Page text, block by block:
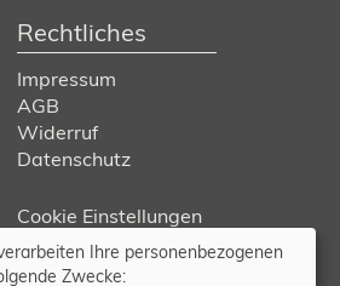
Rechtliches
Impressum
AGB
Widerruf
Datenschutz
Cookie Einstellungen
Ihre personenbezogenen
Zwecke: